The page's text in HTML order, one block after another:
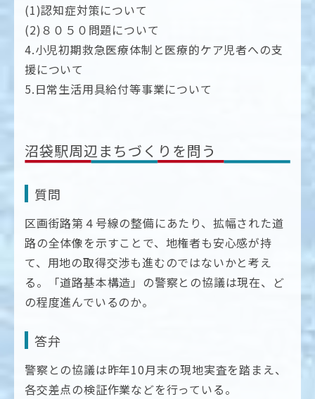
(1)認知症対策について
(2)８０５０問題について
4.小児初期救急医療体制と医療的ケア児者への支
援について
5.日常生活用具給付等事業について
沼袋駅周辺まちづくりを問う
質問
区画街路第４号線の整備にあたり、拡幅された道
路の全体像を示すことで、地権者も安心感が持
て、用地の取得交渉も進むのではないかと考え
る。「道路基本構造」の警察との協議は現在、ど
の程度進んでいるのか。
答弁
警察との協議は昨年10月末の現地実査を踏まえ、
各交差点の検証作業などを行っている。